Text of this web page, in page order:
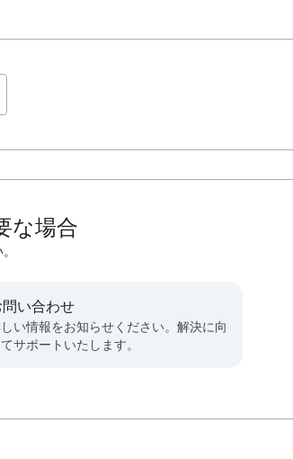
な場合
問い合わせ
い情報をお知らせください。解決に向
サポートいたします。